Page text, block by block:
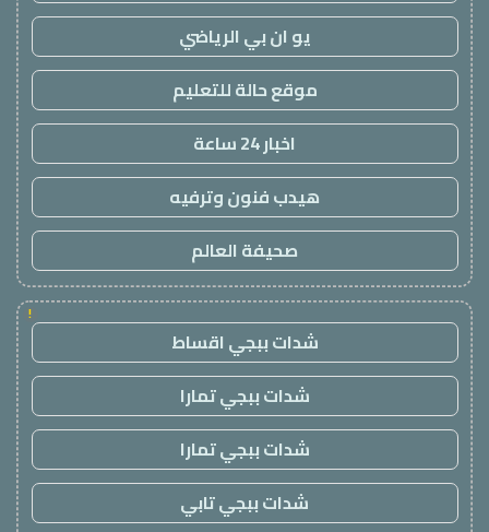
يو ان بي الرياضي
موقع حالة للتعليم
اخبار 24 ساعة
هيدب فنون وترفيه
صحيفة العالم
!
شدات ببجي اقساط
شدات ببجي تمارا
شدات ببجي تمارا
شدات ببجي تابي